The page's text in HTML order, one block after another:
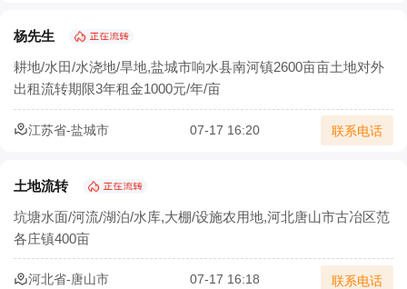
杨先生
耕地/水田/水浇地/旱地,盐城市响水县南河镇2600亩亩土地对外
出租流转期限3年租金1000元/年/亩
江苏省-盐城市 07-17 16:20 联系电话
土地流转
坑塘水面/河流/湖泊/水库,大棚/设施农用地,河北唐山市古冶区范
各庄镇400亩
河北省-唐山市 07-17 16:18 联系电话